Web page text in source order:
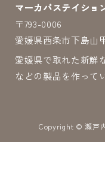
マーカバステイショ
〒793-0006
愛媛県西条市下島山
愛媛県で取れた新鮮
などの製品を作って
Copyright © 瀬戸